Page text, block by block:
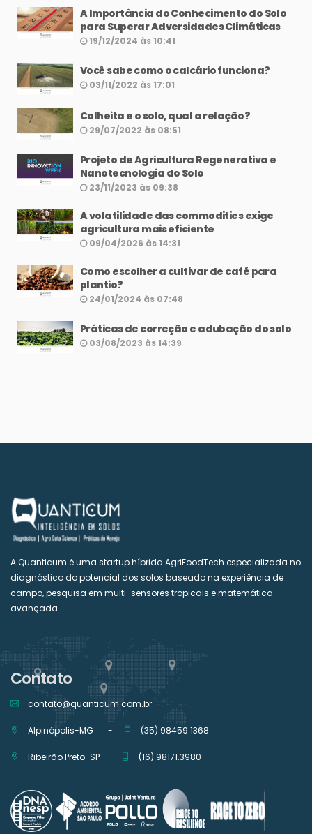
A Importância do Conhecimento do Solo
para Superar Adversidades Climáticas
19/12/2024 às 10:41
Você sabe como o calcário funciona?
03/11/2022 às 17:01
Colheita e o solo, qual a relação?
29/07/2022 às 08:51
Projeto de Agricultura Regenerativa e
Nanotecnologia do Solo
23/11/2023 às 09:38
A volatilidade das commodities exige
agricultura mais eficiente
09/04/2026 às 14:31
Como escolher a cultivar de café para
plantio?
24/01/2024 às 07:48
Práticas de correção e adubação do solo
03/08/2023 às 14:39
A Quanticum é uma startup híbrida AgriFoodTech especializada no
diagnóstico do potencial dos solos baseado na experiência de
campo, pesquisa em multi-sensores tropicais e matemática
avançada.
Contato
contato@quanticum.com.br
Alpinópolis-MG - (35) 98459.1368
Ribeirão Preto-SP - (16) 98171.3980